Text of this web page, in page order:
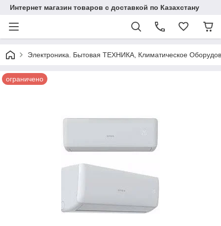
Интернет магазин товаров с доставкой по Казахстану
Электроника. Бытовая ТЕХНИКА, Климатическое
ограничено